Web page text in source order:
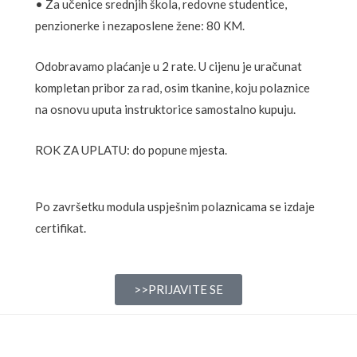
• Za učenice srednjih škola, redovne studentice,
penzionerke i nezaposlene žene: 80 KM.
Odobravamo plaćanje u 2 rate. U cijenu je uračunat
kompletan pribor za rad, osim tkanine, koju polaznice
na osnovu uputa instruktorice samostalno kupuju.
ROK ZA UPLATU: do popune mjesta.
Po završetku modula uspješnim polaznicama se izdaje
certifikat.
>>PRIJAVITE SE